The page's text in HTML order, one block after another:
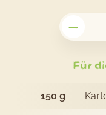
–
Für
150 g